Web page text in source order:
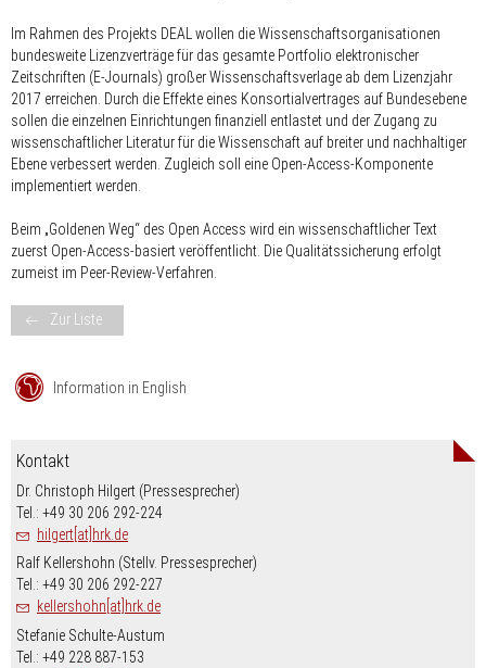
Im Rahmen des Projekts DEAL wollen die Wissenschafts­organisationen
bundesweite Lizenzverträge für das gesamte Portfolio elektronischer
Zeitschriften (E-Journals) großer Wissenschaftsverlage ab dem Lizenzjahr
2017 erreichen. Durch die Effekte eines Konsortialvertrages auf Bundesebene
sollen die einzelnen Einrichtungen finanziell entlastet und der Zugang zu
wissenschaftlicher Literatur für die Wissenschaft auf breiter und nachhaltiger
Ebene verbessert werden. Zugleich soll eine Open-Access-Komponente
implementiert werden.
Beim „Goldenen Weg“ des Open Access wird ein wissenschaftlicher Text
zuerst Open-Access-basiert veröffentlicht. Die Qualitätssicherung erfolgt
zumeist im Peer-Review-Verfahren.
Zur Liste
Information in English
Kontakt
Dr. Christoph Hilgert (Pressesprecher)
Tel.: +49 30 206 292-224
hilgert[at]hrk.de
Ralf Kellershohn (Stellv. Pressesprecher)
Tel.: +49 30 206 292-227
kellershohn[at]hrk.de
Stefanie Schulte-Austum
Tel.: +49 228 887-153